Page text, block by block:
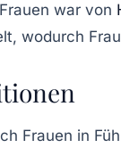
war von
wodurch
Frauen in